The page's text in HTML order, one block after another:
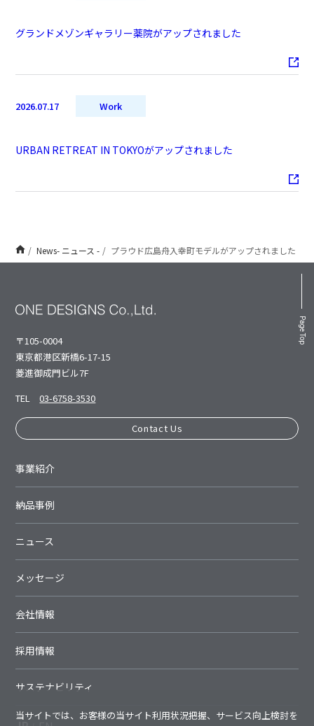
グランドメゾンギャラリー薬院がアップされました
2026.07.17 Work
URBAN RETREAT IN TOKYOがアップされました
News- ニュース - プラウド広島舟入幸町モデルがアップされました
Page Top
〒105-0004
東京都港区新橋6-17-15
菱進御成⾨ビル7F
TEL
03-6758-3530
Contact Us
事業紹介
納品事例
ニュース
メッセージ
会社情報
採用情報
サステナビリティ
当サイトでは、お客様の当サイト利用状況把握、サービス向上検討を